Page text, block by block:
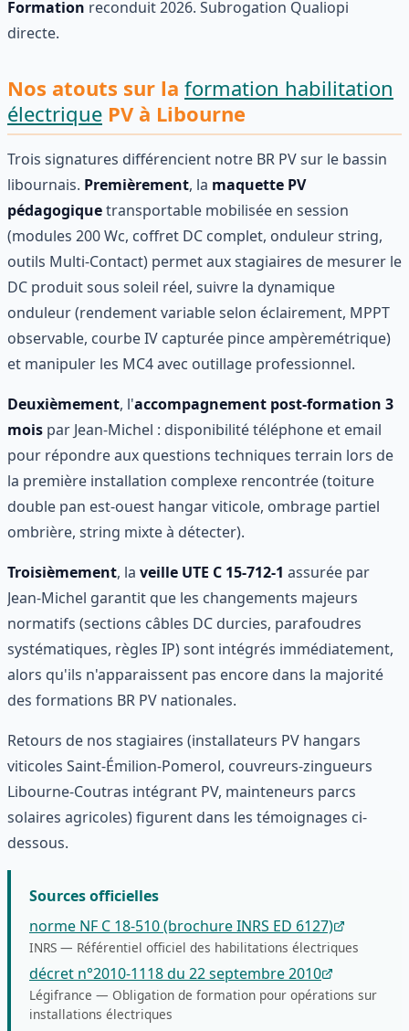
Formation reconduit 2026. Subrogation Qualiopi
directe.
Nos atouts sur la formation habilitation
électrique PV à Libourne
Trois signatures différencient notre BR PV sur le bassin
libournais. Premièrement, la maquette PV
pédagogiquetransportable mobilisée en session
(modules 200 Wc, coffret DC complet, onduleur string,
outils Multi-Contact) permet aux stagiaires de mesurer le
DC produit sous soleil réel, suivre la dynamique
onduleur (rendement variable selon éclairement, MPPT
observable, courbe IV capturée pince ampèremétrique)
et manipuler les MC4 avec outillage professionnel.
Deuxièmement, l'accompagnement post-formation 3
mois par Jean-Michel : disponibilité téléphone et email
pour répondre aux questions techniques terrain lors de
la première installation complexe rencontrée (toiture
double pan est-ouest hangar viticole, ombrage partiel
ombrière, string mixte à détecter).
Troisièmement, la veille UTE C 15-712-1 assurée par
Jean-Michel garantit que les changements majeurs
normatifs (sections câbles DC durcies, parafoudres
systématiques, règles IP) sont intégrés immédiatement,
alors qu'ils n'apparaissent pas encore dans la majorité
des formations BR PV nationales.
Retours de nos stagiaires (installateurs PV hangars
viticoles Saint-Émilion-Pomerol, couvreurs-zingueurs
Libourne-Coutras intégrant PV, mainteneurs parcs
solaires agricoles) figurent dans les témoignages ci-
dessous.
Sources officielles
norme NF C 18-510 (brochure INRS ED 6127)
INRS — Référentiel officiel des habilitations électriques
décret n°2010-1118 du 22 septembre 2010
Légifrance — Obligation de formation pour opérations sur
installations électriques